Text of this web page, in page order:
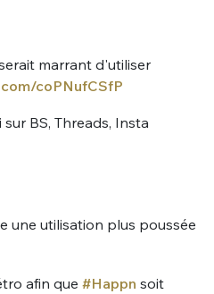
marrant d'utiliser
coPNufCSfP
sur BS, Threads, Insta
une utilisation plus poussée
afin que #Happn soit